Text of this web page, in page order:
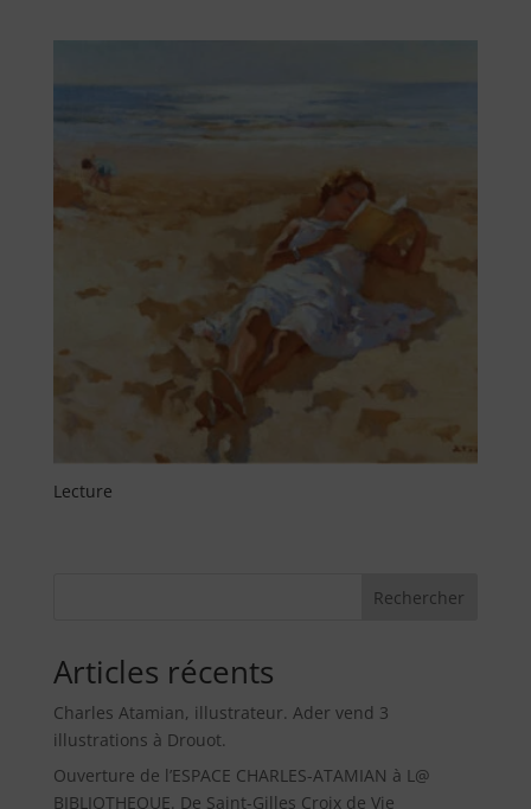
Lecture
Rechercher
Articles récents
Charles Atamian, illustrateur. Ader vend 3
illustrations à Drouot.
Ouverture de l’ESPACE CHARLES-ATAMIAN à L@
BIBLIOTHEQUE. De Saint-Gilles Croix de Vie